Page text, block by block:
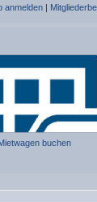
anmelden
buchen